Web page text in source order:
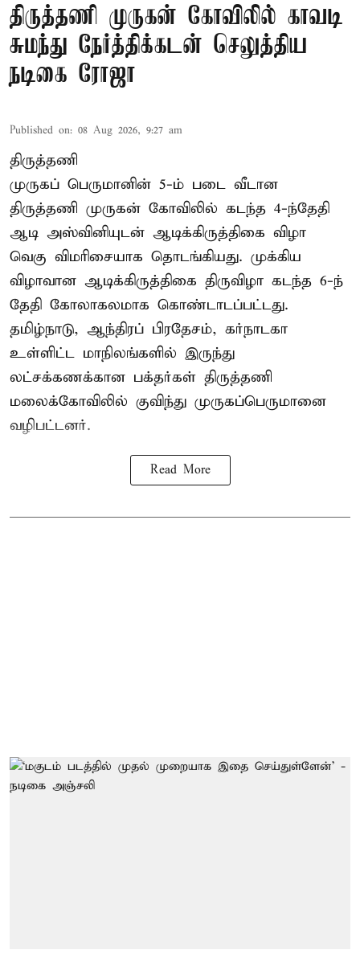
திருத்தணி முருகன் கோவிலில் காவடி
சுமந்து நேர்த்திக்கடன் செலுத்திய
நடிகை ரோஜா
Published on: 08 Aug 2026, 9:27 am
திருத்தணி
முருகப் பெருமானின் 5-ம் படை வீடான
திருத்தணி முருகன் கோவிலில் கடந்த 4-ந்தேதி
ஆடி அஸ்வினியுடன் ஆடிக்கிருத்திகை விழா
வெகு விமரிசையாக தொடங்கியது. முக்கிய
விழாவான ஆடிக்கிருத்திகை திருவிழா கடந்த 6-ந்
தேதி கோலாகலமாக கொண்டாடப்பட்டது.
தமிழ்நாடு, ஆந்திரப் பிரதேசம், கர்நாடகா
உள்ளிட்ட மாநிலங்களில் இருந்து
லட்சக்கணக்கான பக்தர்கள் திருத்தணி
மலைக்கோவிலில் குவிந்து முருகப்பெருமானை
வழிபட்டனர்.
Read More